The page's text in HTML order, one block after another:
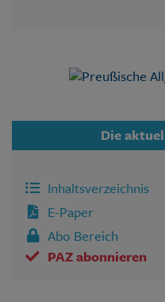
Die
Inhaltsverzeichnis
E-Paper
Abo Bereich
PAZ abonnieren